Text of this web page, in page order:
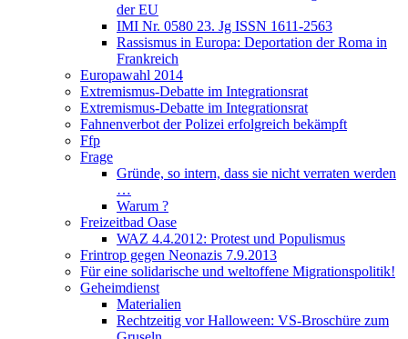
der EU
IMI Nr. 0580 23. Jg ISSN 1611-2563
Rassismus in Europa: Deportation der Roma in
Frankreich
Europawahl 2014
Extremismus-Debatte im Integrationsrat
Extremismus-Debatte im Integrationsrat
Fahnenverbot der Polizei erfolgreich bekämpft
Ffp
Frage
Gründe, so intern, dass sie nicht verraten werden
…
Warum ?
Freizeitbad Oase
WAZ 4.4.2012: Protest und Populismus
Frintrop gegen Neonazis 7.9.2013
Für eine solidarische und weltoffene Migrationspolitik!
Geheimdienst
Materialien
Rechtzeitig vor Halloween: VS-Broschüre zum